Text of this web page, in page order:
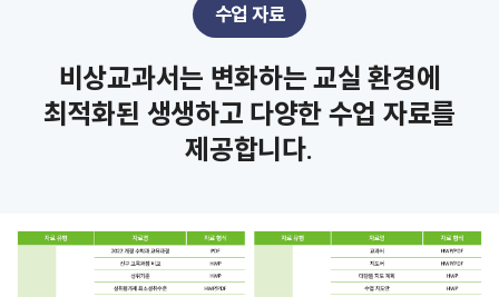
수업 자료
비상교과서는 변화하는 교실 환경에
최적화된 생생하고 다양한 수업 자료를
제공합니다.